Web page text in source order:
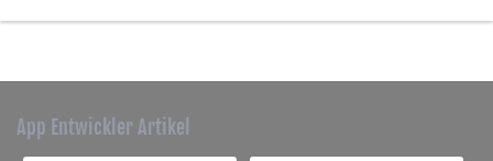
App Entwickler Artikel